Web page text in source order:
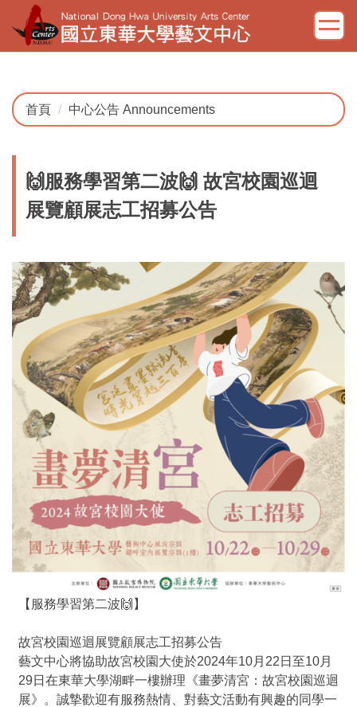
到
主
容
區
首頁 中心公告 Announcements
🙌服務學習第二波🙌 故宮校園巡迴
展覽顧展志工招募公告
【服務學習第二波🙌】
故宮校園巡迴展覽顧展志工招募公告
藝文中心將協助故宮校園大使於2024年10月22日至10月
29日在東華大學湖畔一樓辦理《畫夢清宮：故宮校園巡迴
展》。誠摯歡迎有服務熱情、對藝文活動有興趣的同學一